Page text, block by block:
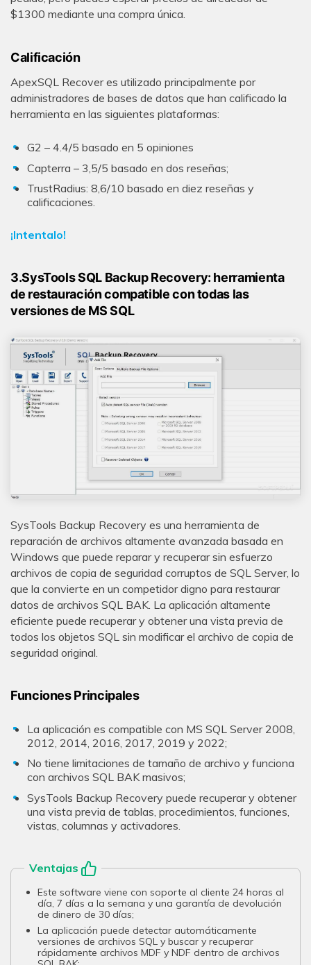
$1300 mediante una compra única.
Calificación
ApexSQL Recover es utilizado principalmente por
administradores de bases de datos que han calificado la
herramienta en las siguientes plataformas:
G2 – 4.4/5 basado en 5 opiniones
Capterra – 3,5/5 basado en dos reseñas;
TrustRadius: 8,6/10 basado en diez reseñas y
calificaciones.
¡Intentalo!
3.SysTools SQL Backup Recovery: herramienta
de restauración compatible con todas las
versiones de MS SQL
SysTools Backup Recovery es una herramienta de
reparación de archivos altamente avanzada basada en
Windows que puede reparar y recuperar sin esfuerzo
archivos de copia de seguridad corruptos de SQL Server, lo
que la convierte en un competidor digno para restaurar
datos de archivos SQL BAK. La aplicación altamente
eficiente puede recuperar y obtener una vista previa de
todos los objetos SQL sin modificar el archivo de copia de
seguridad original.
Funciones Principales
La aplicación es compatible con MS SQL Server 2008,
2012, 2014, 2016, 2017, 2019 y 2022;
No tiene limitaciones de tamaño de archivo y funciona
con archivos SQL BAK masivos;
SysTools Backup Recovery puede recuperar y obtener
una vista previa de tablas, procedimientos, funciones,
vistas, columnas y activadores.
Ventajas
Este software viene con soporte al cliente 24 horas al
día, 7 días a la semana y una garantía de devolución
de dinero de 30 días;
La aplicación puede detectar automáticamente
versiones de archivos SQL y buscar y recuperar
rápidamente archivos MDF y NDF dentro de archivos